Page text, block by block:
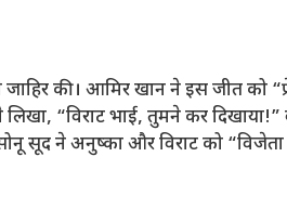
की। आमिर खान ने इस जीत को
“विराट भाई, तुमने कर
सूद ने अनुष्का और विराट को “विजेता